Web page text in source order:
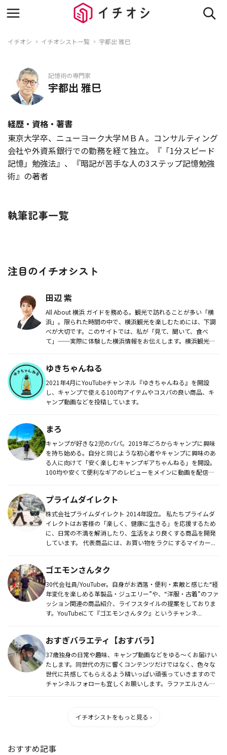
イチオシ イチオシスト一覧 宇都出 雅巳
記憶術の専門家
宇都出 雅巳
経歴・資格・著書
東京大学卒、ニューヨーク大学ＭＢＡ。コンサルティング
会社や外資系銀行での勤務を経て独立。『「1分スピード
記憶」勉強法』、『暗記が苦手な人の3ステップ記憶勉強
術』の著者
執筆記事一覧
注目のイチオシスト
田辺 紫
All About 横浜 ガイドを務める。観光で訪れることが多い「横
浜」。限られた時間の中で、横浜観光を楽しむためには、下調
べが大切です。このサイトでは、私が「見て、聞いて、食べ
て」──実際に体験した横浜情報をお伝えします。横浜観光の
ゆきちゃんねる
2021年4月にYouTubeチャンネル『ゆきちゃんねる』を開設
し、キャンプで使える100均アイテムやコスパの良い商品、キ
ャンプ動画などを投稿しています。
まろ
キャンプが好きな2児のパパ。2019年ごろからキャンプに興味
を持ち始める。自分と同じような初心者やキャンプに興味のあ
る人に向けて「安く楽しむキャンプギアちゃんねる」を開設。
100均や安くて便利なギアのレビューをメインに動画を配信し
プライムダイレクト
株式会社プライムダイレクト 2014年設立。 私たちプライムダ
イレクトはお客様の「楽しく、健康に生きる」を応援するため
に、日常の不満を解消したり、生活をより良くする商品を開発
しています。 代表商品には、お買い物をラクにするマイカー...
ゴエモンさんタク
30代会社員/YouTuber。自身がお洒落・便利・素敵と感じた“経
年変化を楽しめる革製品・ジュエリー”や、“洋服・古着”のファ
ッション関連の商品紹介、ライフスタイルの提案をしておりま
す。YouTubeにて『ゴエモンさんタク』というチャンネ...
おすぎバラエティ【おすバラ】
37歳独身の日常や趣味、キャンプ動画などをゆる〜くお届けい
たします。同世代の方に響くコンテンツだけではなく、色々な
世代に共感してもらえるよう精いっぱい頑張っていきますので
チャンネルフォローも宜しくお願いします。ラファエルさん・
イチオシストをもっと見る ›
おすすめ記事